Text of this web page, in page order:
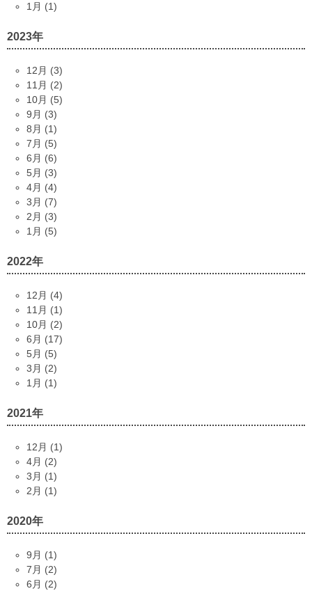
1月 (1)
2023年
12月 (3)
11月 (2)
10月 (5)
9月 (3)
8月 (1)
7月 (5)
6月 (6)
5月 (3)
4月 (4)
3月 (7)
2月 (3)
1月 (5)
2022年
12月 (4)
11月 (1)
10月 (2)
6月 (17)
5月 (5)
3月 (2)
1月 (1)
2021年
12月 (1)
4月 (2)
3月 (1)
2月 (1)
2020年
9月 (1)
7月 (2)
6月 (2)